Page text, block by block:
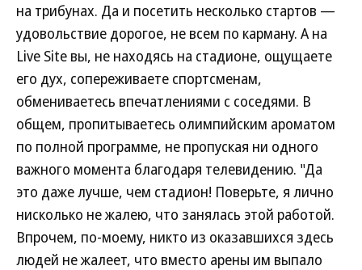
на трибунах. Да и посетить несколько стартов —
удовольствие дорогое, не всем по карману. А на
Live Site вы, не находясь на стадионе, ощущаете
его дух, сопереживаете спортсменам,
обмениваетесь впечатлениями с соседями. В
общем, пропитываетесь олимпийским ароматом
по полной программе, не пропуская ни одного
важного момента благодаря телевидению. "Да
это даже лучше, чем стадион! Поверьте, я лично
нисколько не жалею, что занялась этой работой.
Впрочем, по-моему, никто из оказавшихся здесь
людей не жалеет, что вместо арены им выпало